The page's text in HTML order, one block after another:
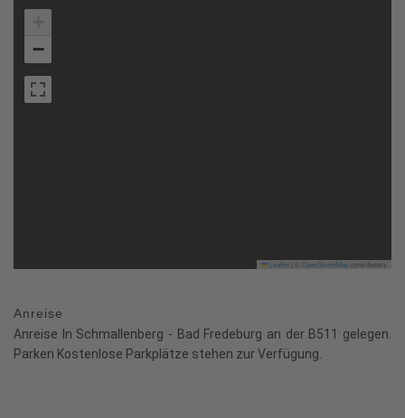
−
Leaflet OpenStreetMapcontributors
Anreise
Anreise In Schmallenberg - Bad Fredeburg an der B511 gelegen.
Parken Kostenlose Parkplätze stehen zur Verfügung.